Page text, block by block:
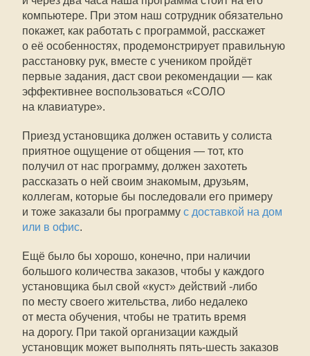
компьютере. При этом наш сотрудник обязательно
покажет, как работать с программой, расскажет
о её особенностях, продемонстрирует правильную
расстановку рук, вместе с учеником пройдёт
первые задания, даст свои рекомендации — как
эффективнее воспользоваться «СОЛО
на клавиатуре».
Приезд установщика должен оставить у солиста
приятное ощущение от общения — тот, кто
получил от нас программу, должен захотеть
рассказать о ней своим знакомым, друзьям,
коллегам, которые бы последовали его примеру
и тоже заказали бы программу с доставкой на дом
или в офис.
Ещё было бы хорошо, конечно, при наличии
большого количества заказов, чтобы у каждого
установщика был свой «куст» действий -либо
по месту своего жительства, либо недалеко
от места обучения, чтобы не тратить время
на дорогу. При такой организации каждый
установщик может выполнять пять-шесть заказов